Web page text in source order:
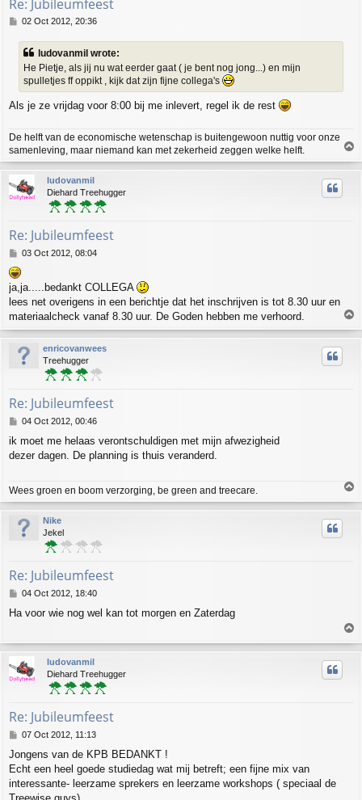
Re: Jubileumfeest
P
s
02 Oct 2012, 20:36
ludovanmil wrote:
He Pietje, als jij nu wat eerder gaat ( je bent nog jong...) en mijn
spulletjes ff oppikt , kijk dat zijn fijne collega's
Als je ze vrijdag voor 8:00 bij me inlevert, regel ik de rest
De helft van de economische wetenschap is buitengewoon nuttig voor onze
samenleving, maar niemand kan met zekerheid zeggen welke helft.
o
p
ludovanmil
Diehard Treehugger
Re: Jubileumfeest
P
s
t
03 Oct 2012, 08:04
ja,ja.....bedankt COLLEGA
lees net overigens in een berichtje dat het inschrijven is tot 8.30 uur en
materiaalcheck vanaf 8.30 uur. De Goden hebben me verhoord.
o
p
enricovanwees
Treehugger
Re: Jubileumfeest
P
s
t
04 Oct 2012, 00:46
ik moet me helaas verontschuldigen met mijn afwezigheid
dezer dagen. De planning is thuis veranderd.
Wees groen en boom verzorging, be green and treecare.
p
Nike
Jekel
Re: Jubileumfeest
P
s
04 Oct 2012, 18:40
Ha voor wie nog wel kan tot morgen en Zaterdag
o
p
ludovanmil
Diehard Treehugger
Re: Jubileumfeest
P
s
t
07 Oct 2012, 11:13
Jongens van de KPB BEDANKT !
Echt een heel goede studiedag wat mij betreft; een fijne mix van
interessante- leerzame sprekers en leerzame workshops ( speciaal de